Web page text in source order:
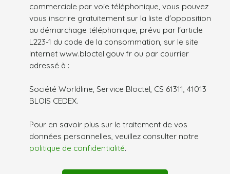
commerciale par voie téléphonique, vous pouvez
vous inscrire gratuitement sur la liste d'opposition
au démarchage téléphonique, prévu par l'article
L223-1 du code de la consommation, sur le site
Internet www.bloctel.gouv.fr ou par courrier
adressé à :
Société Worldline, Service Bloctel, CS 61311, 41013
BLOIS CEDEX.
Pour en savoir plus sur le traitement de vos
données personnelles, veuillez consulter notre
politique de confidentialité.